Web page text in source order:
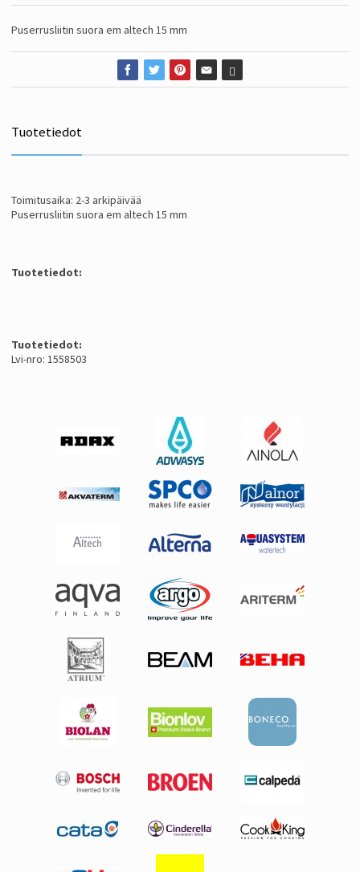
Puserrusliitin suora em altech 15 mm
Tuotetiedot
Toimitusaika: 2-3 arkipäivää
Puserrusliitin suora em altech 15 mm
Tuotetiedot:
Tuotetiedot:
Lvi-nro: 1558503